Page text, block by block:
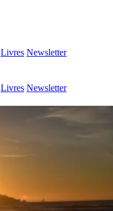
Livres Newsletter
Livres Newsletter